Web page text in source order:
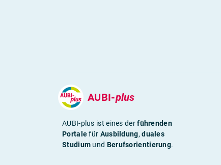
AUBI-plus
AUBI-plus ist eines derführenden
Portalefür Ausbildung,duales
Studium und Berufsorientierung.